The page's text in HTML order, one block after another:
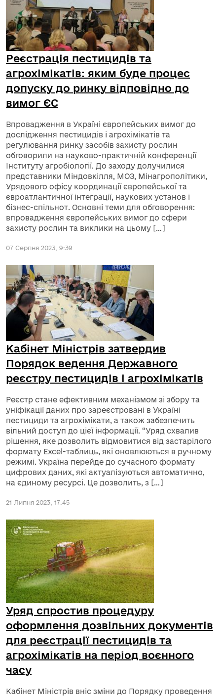
Реєстрація пестицидів та
агрохімікатів: яким буде процес
допуску до ринку відповідно до
вимог ЄС
Впровадження в Україні європейських вимог до
дослідження пестицидів і агрохімікатів та
регулювання ринку засобів захисту рослин
обговорили на науково-практичній конференції
Інституту агробіології. До заходу долучилися
представники Міндовкілля, МОЗ, Мінагрополітики,
Урядового офісу координації європейської та
євроатлантичної інтеграції, наукових установ і
бізнес-спільнот. Основні теми для обговорення:
впровадження європейських вимог до сфери
захисту рослин та виклики на цьому […]
07 Серпня 2023, 9:39
Кабінет Міністрів затвердив
Порядок ведення Державного
реєстру пестицидів і агрохімікатів
Реєстр стане ефективним механізмом зі збору та
уніфікації даних про зареєстровані в Україні
пестициди та агрохімікати, а також забезпечить
вільний доступ до цієї інформації. “Уряд схвалив
рішення, яке дозволить відмовитися від застарілого
формату Excel-таблиць, які оновлюються в ручному
режимі. Україна перейде до сучасного формату
цифрових даних, які актуалізуються автоматично,
на єдиному ресурсі. Це дозволить, з […]
21 Липня 2023, 17:45
Уряд спростив процедуру
оформлення дозвільних документів
для реєстрації пестицидів та
агрохімікатів на період воєнного
часу
Кабінет Міністрів вніс зміни до Порядку проведення